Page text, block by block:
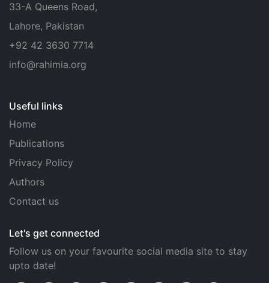
33-A Queens Road,
Lahore, Pakistan
+92 42 3630 7714
info@rahimia.org
Useful links
Home
Publications
Privacy Policy
Authors
Contact us
Let's get connected
Follow us on your favourite social media site to stay
upto date!